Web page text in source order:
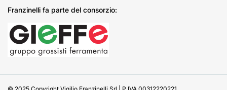
Franzinelli fa parte del consorzio: